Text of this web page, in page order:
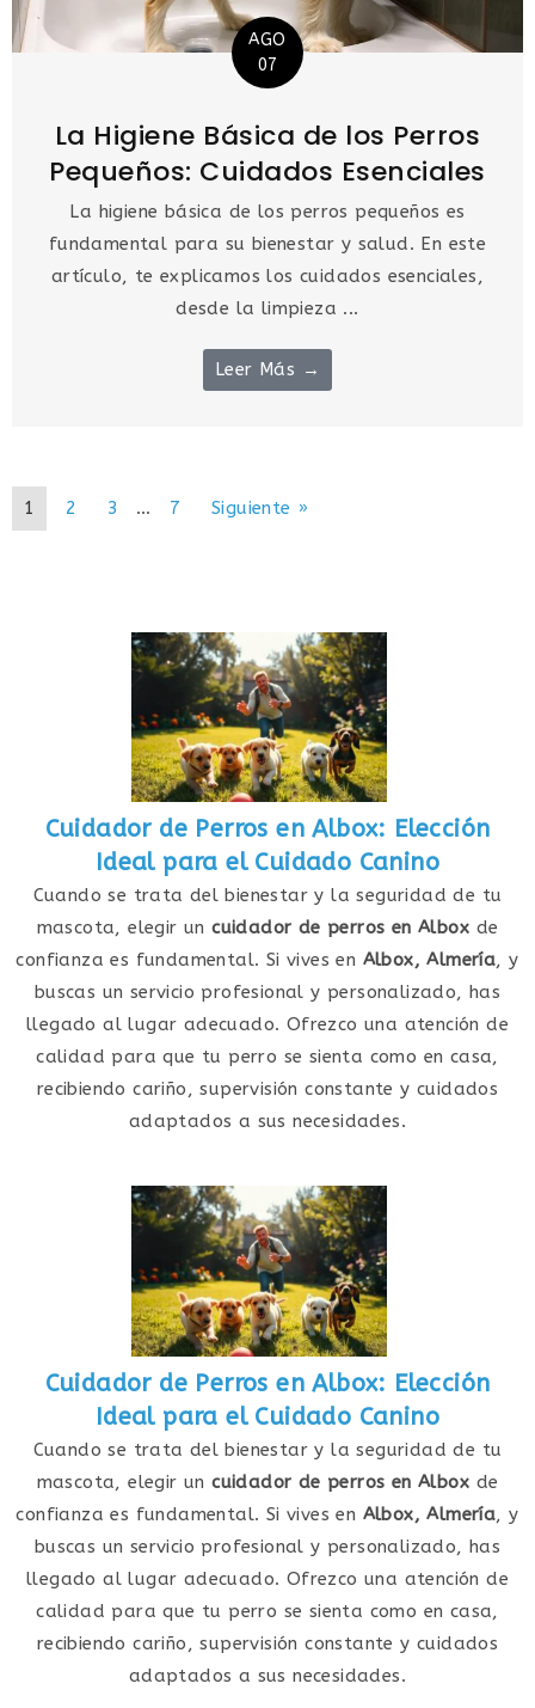
AGO
07
La Higiene Básica de los Perros
Pequeños: Cuidados Esenciales
La higiene básica de los perros pequeños es
fundamental para su bienestar y salud. En este
artículo, te explicamos los cuidados esenciales,
desde la limpieza ...
Leer Más →
1 2 3 … 7 Siguiente »
Cuidador de Perros en Albox: Elección
Ideal para el Cuidado Canino
Cuando se trata del bienestar y la seguridad de tu
mascota, elegir uncuidador de perros en Albox de
confianza es fundamental. Si vives en Albox, Almería, y
buscas un servicio profesional y personalizado, has
llegado al lugar adecuado. Ofrezco una atención de
calidad para que tu perro se sienta como en casa,
recibiendo cariño, supervisión constante y cuidados
adaptados a sus necesidades.
Cuidador de Perros en Albox: Elección
Ideal para el Cuidado Canino
Cuando se trata del bienestar y la seguridad de tu
mascota, elegir uncuidador de perros en Albox de
confianza es fundamental. Si vives en Albox, Almería, y
buscas un servicio profesional y personalizado, has
llegado al lugar adecuado. Ofrezco una atención de
calidad para que tu perro se sienta como en casa,
recibiendo cariño, supervisión constante y cuidados
adaptados a sus necesidades.